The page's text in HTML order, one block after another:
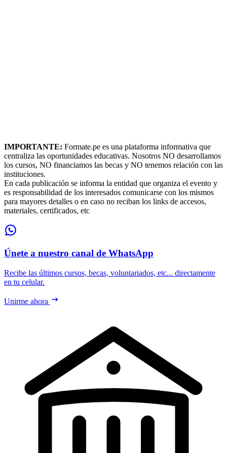
IMPORTANTE: Formate.pe es una plataforma informativa que
centraliza las oportunidades educativas. Nosotros NO desarrollamos
los cursos, NO financiamos las becas y NO tenemos relación con las
instituciones.
En cada publicación se informa la entidad que organiza el evento y
es responsabilidad de los interesados comunicarse con los mismos
para mayores detalles o en caso no reciban los links de accesos,
materiales, certificados, etc
Únete a nuestro canal de WhatsApp
Recibe las últimos cursos, becas, voluntariados, etc... directamente
en tu celular.
Unirme ahora